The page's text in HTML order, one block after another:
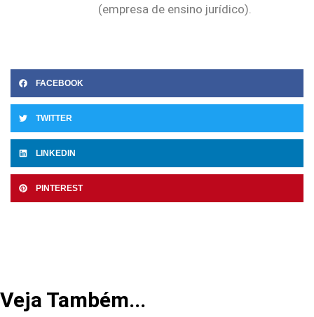
(empresa de ensino jurídico).
FACEBOOK
TWITTER
LINKEDIN
PINTEREST
Veja Também...